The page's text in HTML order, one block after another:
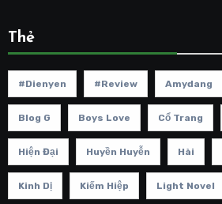
Thẻ
#dienyen #review Amydang
Blog G Boys Love Cổ Trang
Hiện Đại Huyền Huyễn Hài
Kinh Dị Kiếm Hiệp Light Novel